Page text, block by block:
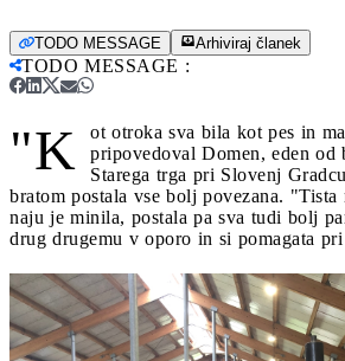
TODO MESSAGE Arhiviraj članek
TODO MESSAGE :
"K
ot otroka sva bila kot pes in
pripovedoval Domen, eden od
Starega trga pri Slovenj
bratom postala vse bolj povezana. "Tista
naju je minila, postala pa sva tudi bolj
drug drugemu v oporo in si pomagata